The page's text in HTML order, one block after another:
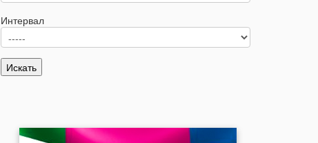
Интервал